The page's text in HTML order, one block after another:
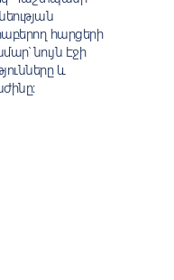
հարցերի
նույն էջի
և